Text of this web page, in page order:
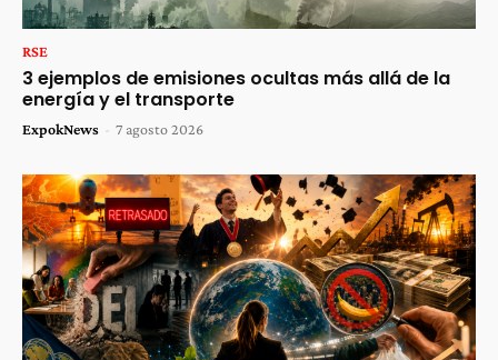
RSE
3 ejemplos de emisiones ocultas más allá de la
energía y el transporte
ExpokNews - 7 agosto 2026